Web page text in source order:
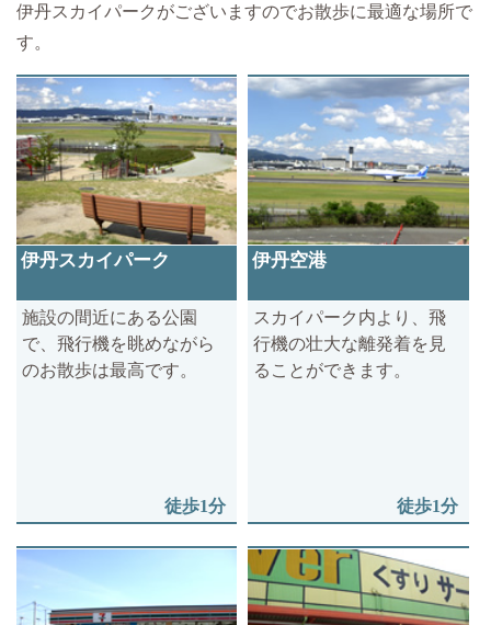
伊丹スカイパークがございますのでお散歩に最適な場所で
す。
伊丹スカイパーク
施設の間近にある公園
で、飛行機を眺めながら
のお散歩は最高です。
徒歩1分
伊丹空港
スカイパーク内より、飛
行機の壮大な離発着を見
ることができます。
徒歩1分